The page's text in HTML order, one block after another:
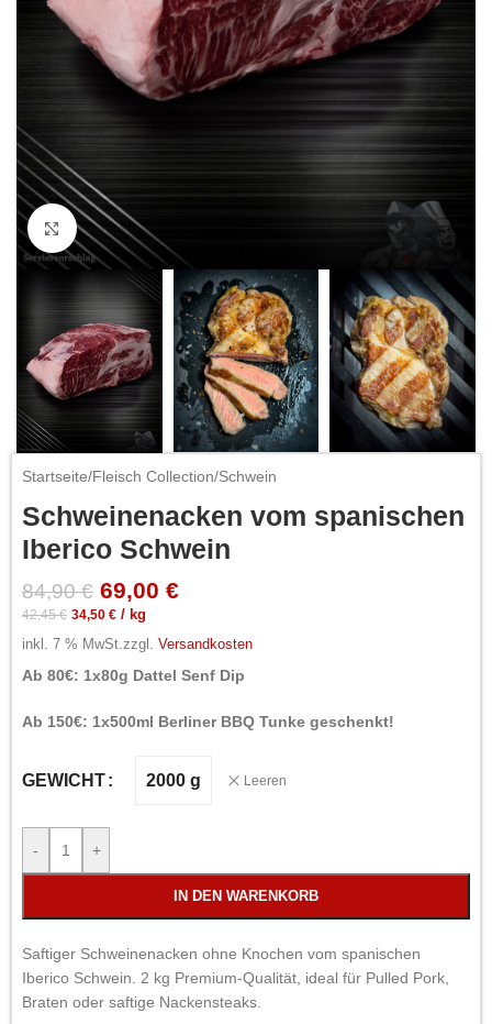
Click to enlarge
Startseite/Fleisch Collection/Schwein
Schweinenacken vom spanischen
Iberico Schwein
84,90€ 69,00 €
42,45€ 34,50 € / kg
inkl. 7 % MwSt.zzgl. Versandkosten
Ab 80€: 1x80g Dattel Senf Dip
Ab 150€: 1x500ml Berliner BBQ Tunke geschenkt!
GEWICHT 2000 g Leeren
- +
IN DEN WARENKORB
Saftiger Schweinenacken ohne Knochen vom spanischen
Iberico Schwein. 2 kg Premium-Qualität, ideal für Pulled Pork,
Braten oder saftige Nackensteaks.